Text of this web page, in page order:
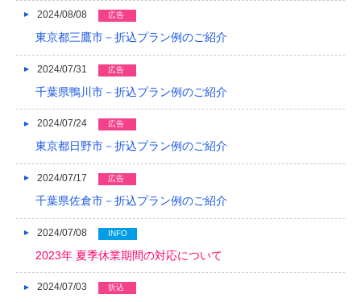
2024/08/08 広告
東京都三鷹市－折込プラン例のご紹介
2024/07/31 広告
千葉県鴨川市－折込プラン例のご紹介
2024/07/24 広告
東京都日野市－折込プラン例のご紹介
2024/07/17 広告
千葉県佐倉市－折込プラン例のご紹介
2024/07/08 INFO
2023年 夏季休業期間の対応について
2024/07/03 折込